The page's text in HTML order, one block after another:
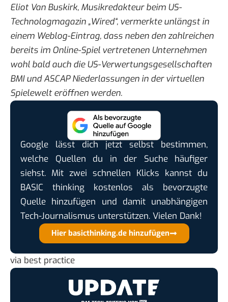
Eliot Van Buskirk, Musikredakteur beim US-
Technologmagazin „Wired“, vermerkte unlängst in
einem Weblog-Eintrag, dass neben den zahlreichen
bereits im Online-Spiel vertretenen Unternehmen
wohl bald auch die US-Verwertungsgesellschaften
BMI und ASCAP Niederlassungen in der virtuellen
Spielewelt eröffnen werden.
Google lässt dich jetzt selbst bestimmen,
welche Quellen du in der Suche häufiger
siehst. Mit zwei schnellen Klicks kannst du
BASIC thinking kostenlos als bevorzugte
Quelle hinzufügen und damit unabhängigen
Tech-Journalismus unterstützen. Vielen Dank!
Hier basicthinking.de hinzufügen
via best practice